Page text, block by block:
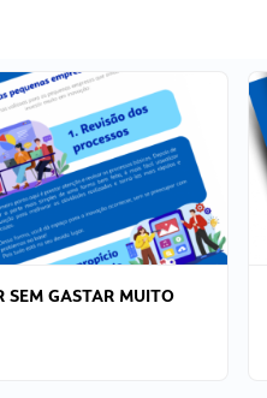
SEM GASTAR MUITO